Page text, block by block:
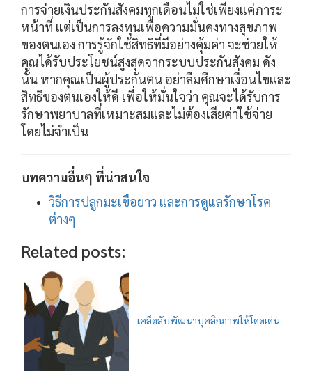
การจ่ายเงินประกันสังคมทุกเดือนไม่ใช่เพียงแค่ภาระ
หน้าที่ แต่เป็นการลงทุนเพื่อความมั่นคงทางสุขภาพ
ของตนเอง การรู้จักใช้สิทธิที่มีอย่างคุ้มค่า จะช่วยให้
คุณได้รับประโยชน์สูงสุดจากระบบประกันสังคม ดัง
นั้น หากคุณเป็นผู้ประกันตน อย่าลืมศึกษาเงื่อนไขและ
สิทธิของตนเองให้ดี เพื่อให้มั่นใจว่า คุณจะได้รับการ
รักษาพยาบาลที่เหมาะสมและไม่ต้องเสียค่าใช้จ่าย
โดยไม่จำเป็น
บทความอื่นๆ ที่น่าสนใจ
วิธีการปลูกมะเขือยาว และการดูแลรักษาโรค
ต่างๆ
Related posts:
เคล็ดลับพัฒนาบุคลิกภาพให้โดดเด่น